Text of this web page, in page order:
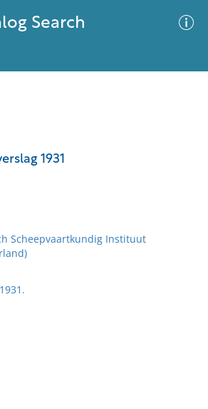
Search
1931
Scheepvaartkundig Instituut